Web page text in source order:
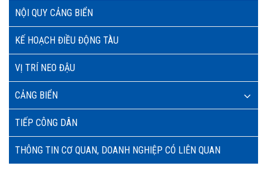
NỘI QUY CẢNG BIỂN
KẾ HOẠCH ĐIỀU ĐỘNG TÀU
VỊ TRÍ NEO ĐẬU
CẢNG BIỂN
TIẾP CÔNG DÂN
THÔNG TIN CƠ QUAN, DOANH NGHIỆP CÓ LIÊN QUAN